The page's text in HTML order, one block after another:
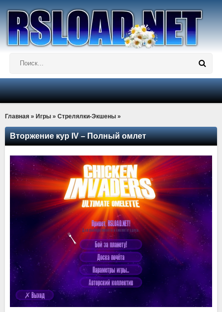
Главная » Игры » Стрелялки-Экшены »
Вторжение кур IV – Полный омлет